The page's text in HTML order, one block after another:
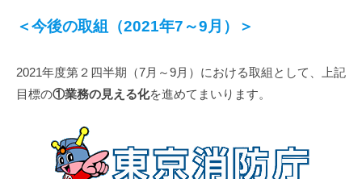
＜今後の取組（2021年7～9月）＞
2021年度第２四半期（7月～9月）における取組として、上記
目標の①業務の見える化を進めてまいります。